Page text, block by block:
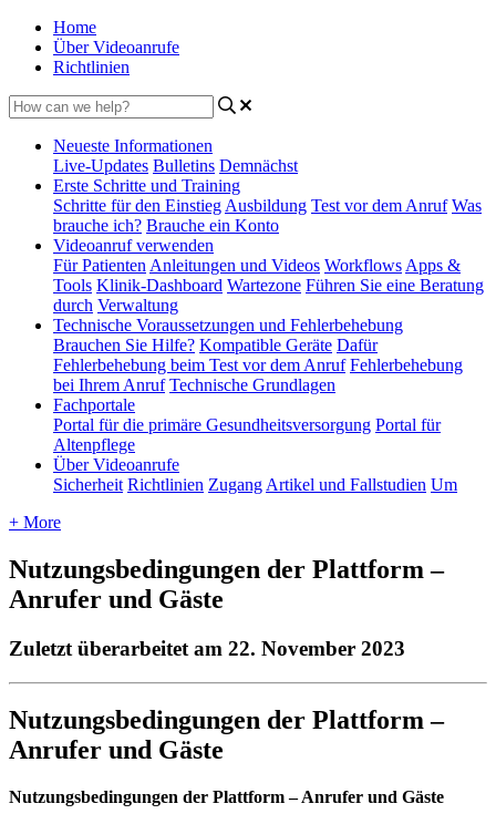
Home
Über Videoanrufe
Richtlinien
Neueste Informationen
Live-Updates Bulletins Demnächst
Erste Schritte und Training
Schritte für den Einstieg Ausbildung Test vor dem Anruf Was
brauche ich? Brauche ein Konto
Videoanruf verwenden
Für Patienten Anleitungen und Videos Workflows Apps &
Tools Klinik-Dashboard Wartezone Führen Sie eine Beratung
durch Verwaltung
Technische Voraussetzungen und Fehlerbehebung
Brauchen Sie Hilfe? Kompatible Geräte Dafür
Fehlerbehebung beim Test vor dem Anruf Fehlerbehebung
bei Ihrem Anruf Technische Grundlagen
Fachportale
Portal für die primäre Gesundheitsversorgung Portal für
Altenpflege
Über Videoanrufe
Sicherheit Richtlinien Zugang Artikel und Fallstudien Um
+ More
Nutzungsbedingungen der Plattform –
Anrufer und Gäste
Zuletzt überarbeitet am 22. November 2023
Nutzungsbedingungen der Plattform –
Anrufer und Gäste
Nutzungsbedingungen der Plattform – Anrufer und Gäste